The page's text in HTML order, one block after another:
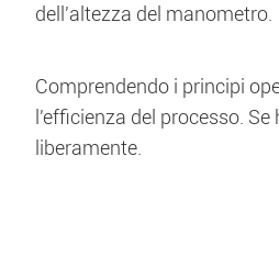
dell'altezza del manometro.
Comprendendo i principi
l'efficienza del processo.
liberamente.